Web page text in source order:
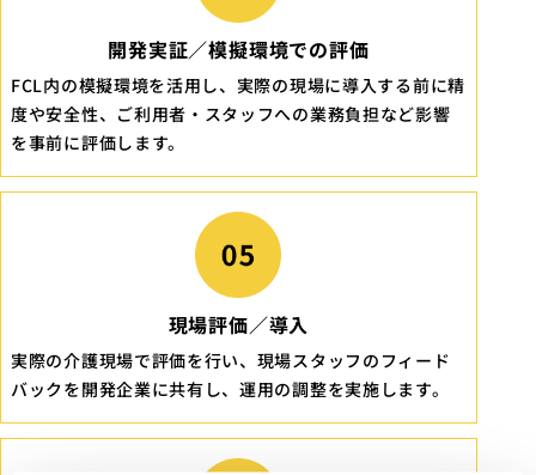
開発実証／模擬環境での評価
FCL内の模擬環境を活用し、実際の現場に導入する前に精
度や安全性、ご利用者・スタッフへの業務負担など影響
を事前に評価します。
現場評価／導入
実際の介護現場で評価を行い、現場スタッフのフィード
バックを開発企業に共有し、運用の調整を実施します。